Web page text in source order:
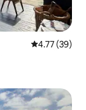
Calificación
4.77 (39)